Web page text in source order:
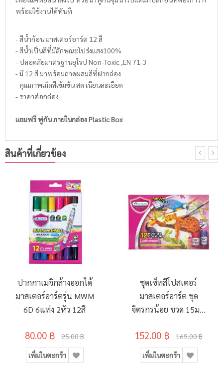
พร้อมใช้งานได้ทันที
- สีน้ำก้อน มาสเตอร์อาร์ต 12 สี
- สีน้ำเป็นสีที่มีลักษณะโปร่งแสง100%
- ปลอดภัยมาตรฐานยุโรป Non-Toxic ,EN 71-3
- มี 12 สี มาพร้อมถาดผสมสีที่ฝากล่อง
- คุณภาพเม็ดสีเข้มข้น สด เนียนละเอียด
- ราคาต่อกล่อง
แถมฟรี พู่กัน ภายในกล่อง Plastic Box
สินค้าที่เกี่ยวข้อง
ปากกาเมจิกล้างออกได้
มาสเตอร์อาร์ตรุ่น MWM
6D 6แท่ง 2หัว 12สี
80.00 ฿ 95.00 ฿
เพิ่มในตะกร้า
ชุดเซ็ทสีโปสเตอร์
มาสเตอร์อาร์ต ชุด
จิตรกรน้อย ขวด 15มล.
152.00 ฿ 169.00 ฿
เพิ่มในตะกร้า